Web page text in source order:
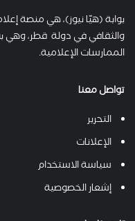
بوابة (هيّا نيوز)، هي منصة
والثقافي في دولة قطر، وهي
الممارسات الإعلامية.
تواصل معنا
التحرير
الإعلانات
سياسة الاستخدام
إشعار الخصوصية